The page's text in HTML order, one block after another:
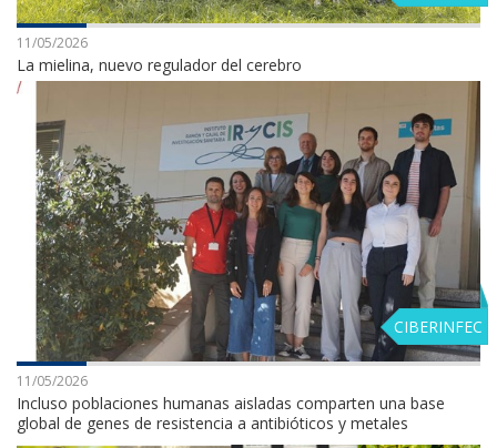
11/05/2026
La mielina, nuevo regulador del cerebro
CIBERINFEC
11/05/2026
Incluso poblaciones humanas aisladas comparten una base
global de genes de resistencia a antibióticos y metales